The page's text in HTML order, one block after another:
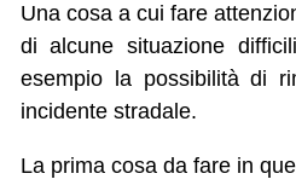
Una cosa a cui fare
di alcune situazione
esempio la possibilità di
incidente stradale.
La prima cosa da fare in